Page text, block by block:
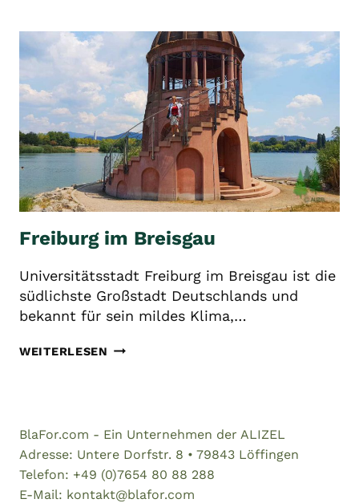
Freiburg im Breisgau
Universitätsstadt Freiburg im Breisgau ist die
südlichste Großstadt Deutschlands und
bekannt für sein mildes Klima,…
WEITERLESEN FREIBURG
BlaFor.com - Ein Unternehmen der ALIZEL
Adresse: Untere Dorfstr. 8 • 79843 Löffingen
Telefon: +49 (0)7654 80 88 288
E-Mail: kontakt@blafor.com